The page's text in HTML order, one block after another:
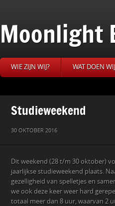
Moonlight
WIE ZIJN WIJ? WAT DOEN
Studieweekend
30 OKTOBER 2016
Dit weekend (28 t/m 30 oktober)
jaarlijkse studieweekend plaats.
gezelligheid van spelletjes en
we ook deze keer weer hard
totaal meer dan 8 uur, waarvan 2